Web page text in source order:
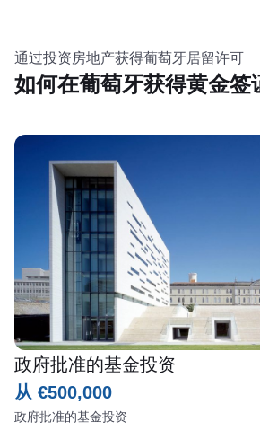
通过投资房地产获得葡萄牙居留许可
如何在葡萄牙获得黄金签
政府批准的基金投资
从 €500,000
政府批准的基金投资